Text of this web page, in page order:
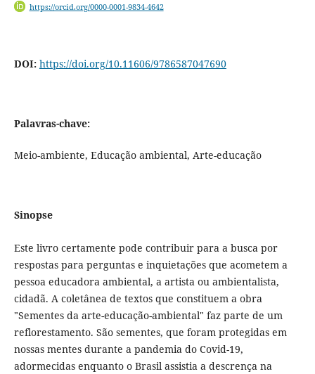
https://orcid.org/0000-0001-9834-4642
DOI: https://doi.org/10.11606/9786587047690
Palavras-chave:
Meio-ambiente, Educação ambiental, Arte-educação
Sinopse
Este livro certamente pode contribuir para a busca por
respostas para perguntas e inquietações que acometem a
pessoa educadora ambiental, a artista ou ambientalista,
cidadã. A coletânea de textos que constituem a obra
"Sementes da arte-educação-ambiental" faz parte de um
reflorestamento. São sementes, que foram protegidas em
nossas mentes durante a pandemia do Covid-19,
adormecidas enquanto o Brasil assistia a descrença na